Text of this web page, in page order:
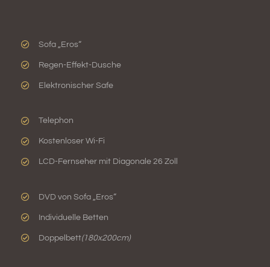
Sofa „Eros“
Regen-Effekt-Dusche
Elektronischer Safe
Telephon
Kostenloser Wi-Fi
LCD-Fernseher mit Diagonale 26 Zoll
DVD von Sofa „Eros“
Individuelle Betten
Doppelbett(180x200cm)